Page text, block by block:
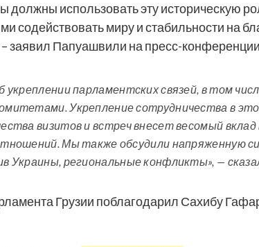
должны использовать эту историческую
содействовать миру и стабильности на
– заявил Папуашвили на пресс-
укреплении парламентских связей, в том
Укрепление сотрудничества в
визитов и встреч внесет весомый
Мы также обсудили напряженную
Украины, региональные конфликты», —
Грузии поблагодарил Сахибу